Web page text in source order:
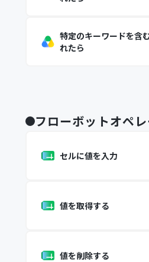
特定のキーワードを含
れたら
フローボットオペ
セルに値を入力
値を取得する
値を削除する